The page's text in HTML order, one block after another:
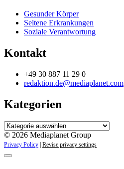
Gesunder Körper
Seltene Erkrankungen
Soziale Verantwortung
Kontakt
+49 30 887 11 29 0
redaktion.de@mediaplanet.com
Kategorien
Kategorien
© 2026 Mediaplanet Group
Privacy Policy | Revise privacy settings